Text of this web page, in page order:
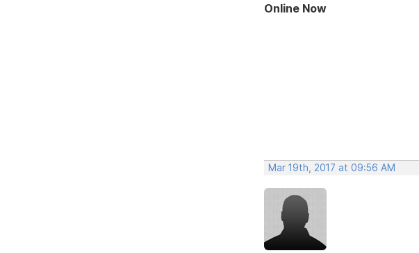
Online Now
Mar 19th, 2017 at 09:56 AM